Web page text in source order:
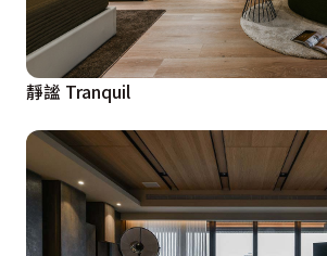
靜謐 Tranquil